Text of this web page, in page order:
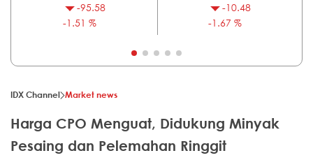
-95.58
-1.51 %
-10.48
-1.67 %
IDX Channel Market news
Harga CPO Menguat, Didukung Minyak
Pesaing dan Pelemahan Ringgit